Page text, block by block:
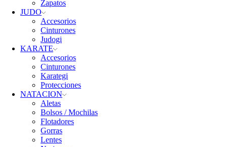
Zapatos
JUDO
Accesorios
Cinturones
Judogi
KARATE
Accesorios
Cinturones
Karategi
Protecciones
NATACION
Aletas
Bolsos / Mochilas
Flotadores
Gorras
Lentes